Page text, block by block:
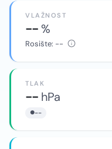
VLAŽNOST
--%
Rosište: --
TLAK
-- hPa
--